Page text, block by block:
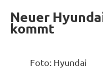
Neuer
kommt
Foto: Hyundai